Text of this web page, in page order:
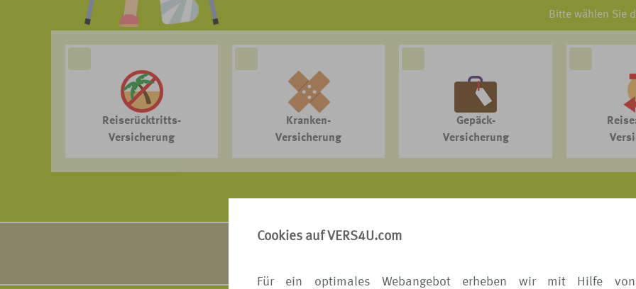
Cookies auf VERS4U.com
Für ein optimales Webangebot erheben wir mit Hilfe von
Bitte wählen Sie
Reiserücktritts-
Versicherung
Kranken-
Versicherung
Gepäck-
Versicherung
VERS[4u] - DAS REISESCHUTZPORTAL der TUI
Ausführliche Informationen (Erstinformation) zu Ihrem Vermittler finden